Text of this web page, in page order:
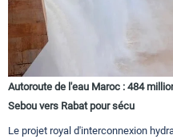
Autoroute de l'eau Maroc : 484
Sebou vers Rabat pour sécu
Le projet royal d'interconnexion